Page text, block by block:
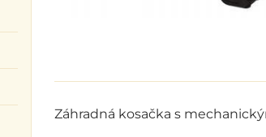
Záhradná kosačka s